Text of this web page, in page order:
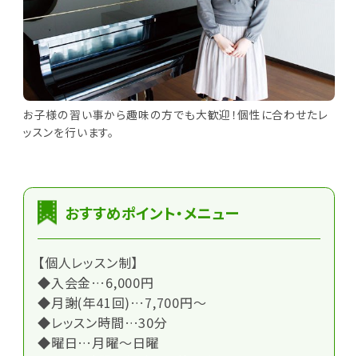
お子様の習い事から趣味の方でも大歓迎！個性に合わせたレ
ッスンを行います。
おすすめポイント・メニュー
【個人レッスン制】
◆入会金…6,000円
◆月謝(年41回)…7,700円～
◆レッスン時間…30分
◆曜日…月曜～日曜